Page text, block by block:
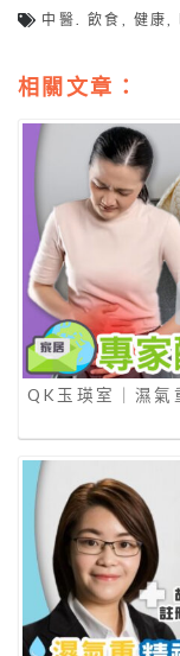
中醫. 飲食 健康
相關文章：
QK玉瑛室｜濕